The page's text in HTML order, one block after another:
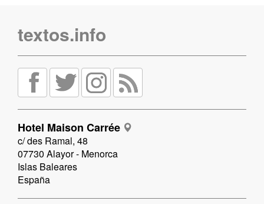
textos.info
Hotel Maison Carrée
c/ des Ramal, 48
07730 Alayor - Menorca
Islas Baleares
España